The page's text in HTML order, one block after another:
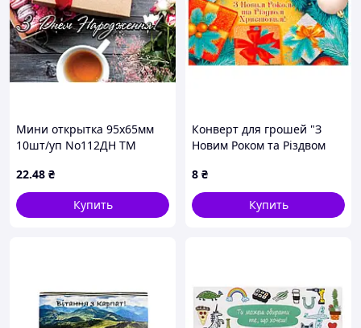
Мини открытка 95х65мм
10шт/уп No112ДН ТМ
22.48 ₴
Купить
Конверт для грошей "З
Новим Роком та Різдвом
"Jumbi"
8 ₴
Купить